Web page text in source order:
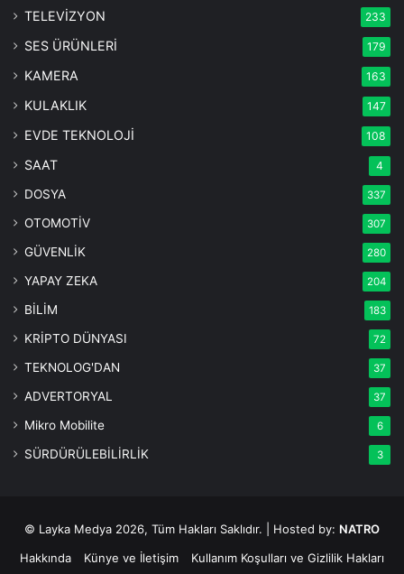
TELEVİZYON 233
SES ÜRÜNLERİ 179
KAMERA 163
KULAKLIK 147
EVDE TEKNOLOJİ 108
SAAT 4
DOSYA 337
OTOMOTİV 307
GÜVENLİK 280
YAPAY ZEKA 204
BİLİM 183
KRİPTO DÜNYASI 72
TEKNOLOG'DAN 37
ADVERTORYAL 37
Mikro Mobilite 6
SÜRDÜRÜLEBİLİRLİK 3
© Layka Medya 2026, Tüm Hakları Saklıdır. | Hosted by: NATRO
Hakkında
Künye ve İletişim Kullanım Koşulları ve Gizlilik Hakları